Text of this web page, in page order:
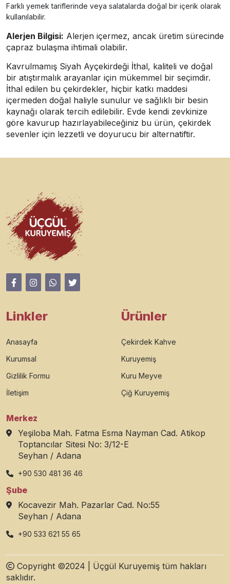
Farklı yemek tariflerinde veya salatalarda doğal bir içerik olarak
kullanılabilir.
Alerjen Bilgisi: Alerjen içermez, ancak üretim sürecinde
çapraz bulaşma ihtimali olabilir.
Kavrulmamış Siyah Ayçekirdeği İthal, kaliteli ve doğal
bir atıştırmalık arayanlar için mükemmel bir seçimdir.
İthal edilen bu çekirdekler, hiçbir katkı maddesi
içermeden doğal haliyle sunulur ve sağlıklı bir besin
kaynağı olarak tercih edilebilir. Evde kendi zevkinize
göre kavurup hazırlayabileceğiniz bu ürün, çekirdek
sevenler için lezzetli ve doyurucu bir alternatiftir.
Linkler
Anasayfa
Kurumsal
Gizlilik Formu
İletişim
Ürünler
Çekirdek Kahve
Kuruyemiş
Kuru Meyve
Çiğ Kuruyemiş
Merkez
Yeşiloba Mah. Fatma Esma Nayman Cad. Atikop
Toptancılar Sitesi No: 3/12-E
Seyhan / Adana
+90 530 481 36 46
Şube
Kocavezir Mah. Pazarlar Cad. No:55
Seyhan / Adana
+90 533 621 55 65
Copyright ©2024 | Üçgül Kuruyemiş tüm hakları
saklıdır.